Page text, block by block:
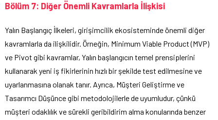
Bölüm 7: Diğer Önemli Kavramlarla İlişkisi
Yalın Başlangıç İlkeleri, girişimcilik ekosisteminde önemli diğer
kavramlarla da ilişkilidir. Örneğin, Minimum Viable Product (MVP)
ve Pivot gibi kavramlar, Yalın başlangıcın temel prensiplerini
kullanarak yeni iş fikirlerinin hızlı bir şekilde test edilmesine ve
uyarlanmasına olanak tanır. Ayrıca, Müşteri Geliştirme ve
Tasarımcı Düşünce gibi metodolojilerle de uyumludur, çünkü
müşteri odaklılık ve sürekli geribildirim alma konularında benzer